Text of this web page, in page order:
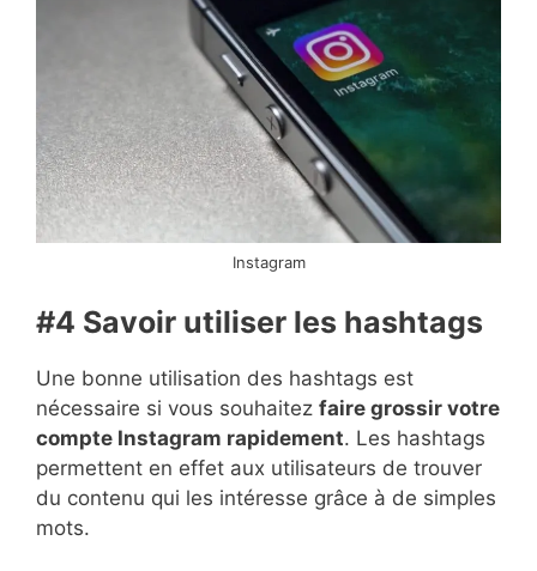
Instagram
#4 Savoir utiliser les hashtags
Une bonne utilisation des hashtags est
nécessaire si vous souhaitez faire grossir votre
compte Instagram rapidement. Les hashtags
permettent en effet aux utilisateurs de trouver
du contenu qui les intéresse grâce à de simples
mots.